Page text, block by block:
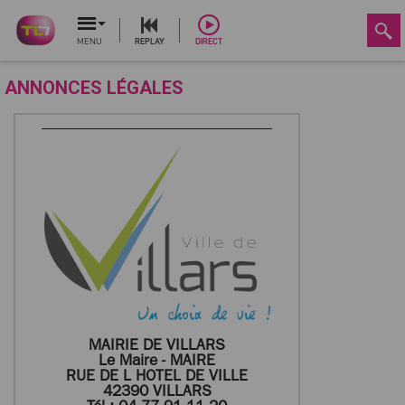
MENU REPLAY DIRECT
ANNONCES LÉGALES
MAIRIE DE VILLARS
Le Maire - MAIRE
RUE DE L HOTEL DE VILLE
42390 VILLARS